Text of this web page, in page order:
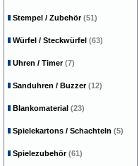
Stempel / Zubehör(51)
Würfel / Steckwürfel (63)
Uhren / Timer(7)
Sanduhren / Buzzer(12)
Blankomaterial (23)
Spielekartons / Schachteln (5)
Spielezubehör(61)